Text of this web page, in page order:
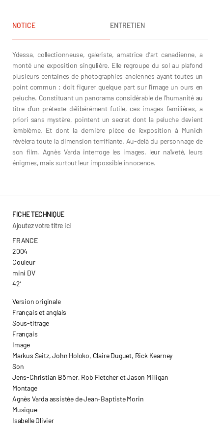
NOTICE ENTRETIEN
Ydessa, collectionneuse, galeriste, amatrice d’art canadienne, a
monté une exposition singulière. Elle regroupe du sol au plafond
plusieurs centaines de photographies anciennes ayant toutes un
point commun : doit figurer quelque part sur l’image un ours en
peluche. Constituant un panorama considérable de l’humanité au
titre d’un prétexte délibérément futile, ces images familières, a
priori sans mystère, pointent un secret dont la peluche devient
l’emblème. Et dont la dernière pièce de l’exposition à Munich
révèlera toute la dimension terrifiante. Au-delà du personnage de
son film, Agnès Varda interroge les images, leur naïveté, leurs
énigmes, mais surtout leur impossible innocence.
FICHE TECHNIQUE
Ajoutez votre titre ici
FRANCE
2004
Couleur
mini DV
42’
Version originale
Français et anglais
Sous-titrage
Français
Image
Markus Seitz, John Holoko, Claire Duguet, Rick Kearney
Son
Jens-Christian Börner, Rob Fletcher et Jason Milligan
Montage
Agnès Varda assistée de Jean-Baptiste Morin
Musique
Isabelle Olivier